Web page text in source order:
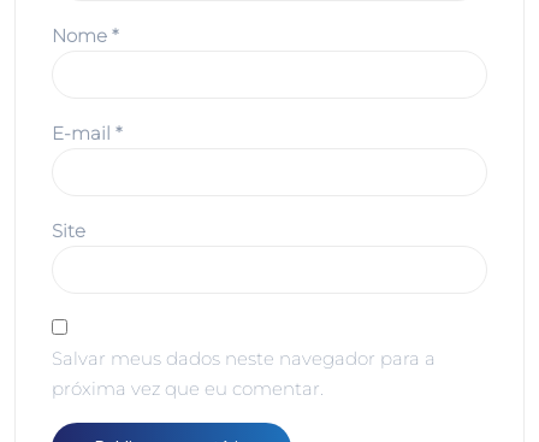
Nome *
E-mail *
Site
Salvar meus dados neste navegador para a
próxima vez que eu comentar.